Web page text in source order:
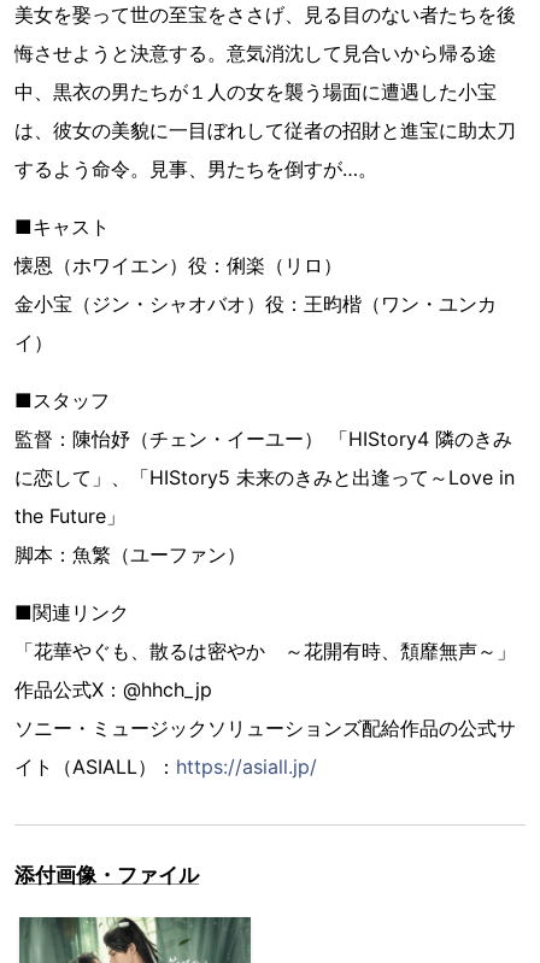
美女を娶って世の至宝をささげ、見る目のない者たちを後
悔させようと決意する。意気消沈して見合いから帰る途
中、黒衣の男たちが１人の女を襲う場面に遭遇した小宝
は、彼女の美貌に一目ぼれして従者の招財と進宝に助太刀
するよう命令。見事、男たちを倒すが…。
■キャスト
懐恩（ホワイエン）役：俐楽（リロ）
金小宝（ジン・シャオバオ）役：王昀楷（ワン・ユンカ
イ）
■スタッフ
監督：陳怡妤（チェン・イーユー） 「HIStory4 隣のきみ
に恋して」、「HIStory5 未来のきみと出逢って～Love in
the Future」
脚本：魚繁（ユーファン）
■関連リンク
「花華やぐも、散るは密やか ～花開有時、頽靡無声～」
作品公式X：@hhch_jp
ソニー・ミュージックソリューションズ配給作品の公式サ
イト（ASIALL）： https://asiall.jp/
添付画像・ファイル